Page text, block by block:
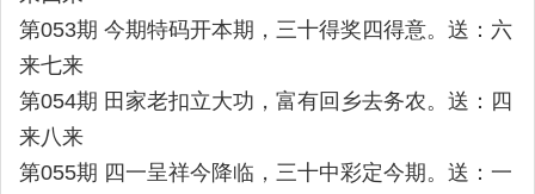
第053期 今期特码开本期，三十得奖四得意。送：六
来七来
第054期 田家老扣立大功，富有回乡去务农。送：四
来八来
第055期 四一呈祥今降临，三十中彩定今期。送：一